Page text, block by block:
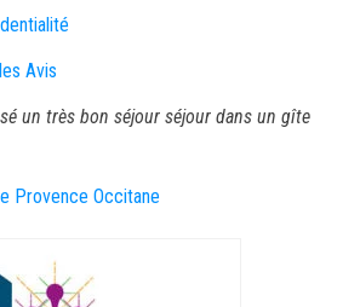
Avis
un très bon séjour séjour dans un gîte
Provence Occitane